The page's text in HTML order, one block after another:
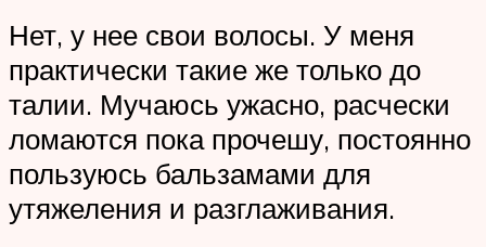
Нет, у нее свои волосы. У меня
практически такие же только до
талии. Мучаюсь ужасно, расчески
ломаются пока прочешу, постоянно
пользуюсь бальзамами для
утяжеления и разглаживания.